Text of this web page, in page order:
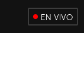
EN VIVO